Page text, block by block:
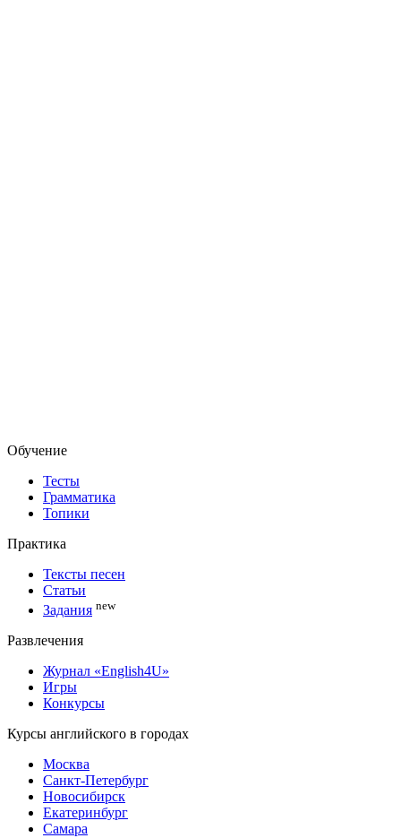
Обучение
Тесты
Грамматика
Топики
Практика
Тексты песен
Статьи
Задания new
Развлечения
Журнал «English4U»
Игры
Конкурсы
Курсы английского в городах
Москва
Санкт-Петербург
Новосибирск
Екатеринбург
Самара